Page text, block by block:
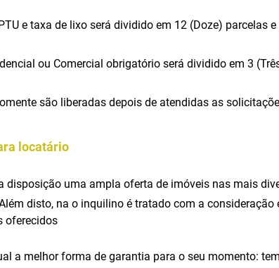
e taxa de lixo será dividido em 12 (Doze) parcelas
ou Comercial obrigatório será dividido em 3
são liberadas depois de atendidas as
locatário
disposição uma ampla oferta de imóveis nas mais
disto, na o inquilino é tratado com a
oferecidos
a melhor forma de garantia para o seu momento: